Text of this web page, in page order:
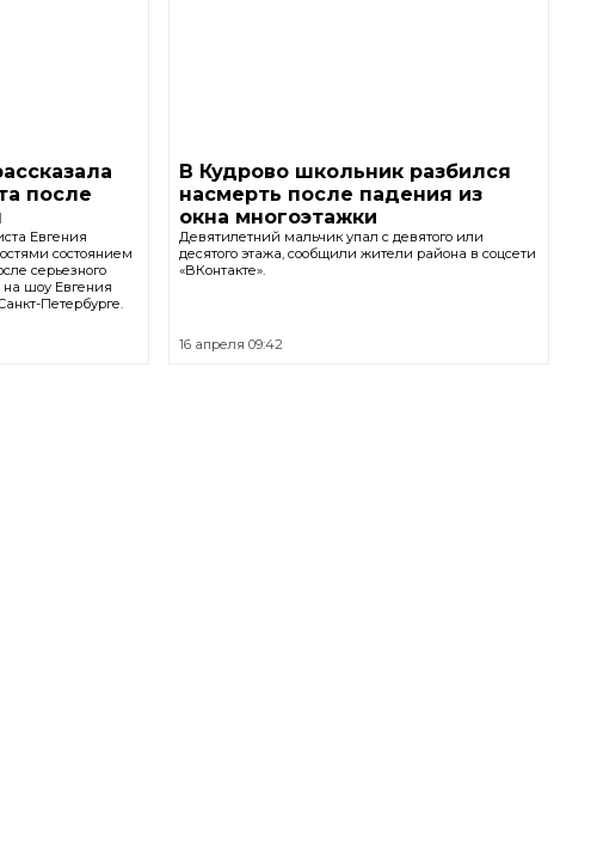
после
Евгения
состоянием
серьезного
шоу Евгения
Петербурге.
В Кудрово школьник разбился
насмерть после падения из
окна многоэтажки
Девятилетний мальчик упал с девятого или
десятого этажа, сообщили жители района в соцсети
«ВКонтакте».
16 апреля 09:42